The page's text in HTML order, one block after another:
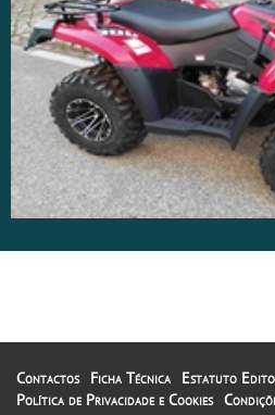
Contactos Ficha Técnica
Estatuto
Política de Privacidade e Cookies